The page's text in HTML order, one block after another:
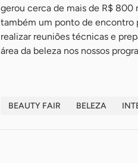
gerou cerca de mais de R$ 800
também um ponto de encontro
realizar reuniões técnicas e
área da beleza nos nossos
BEAUTY FAIR BELEZA